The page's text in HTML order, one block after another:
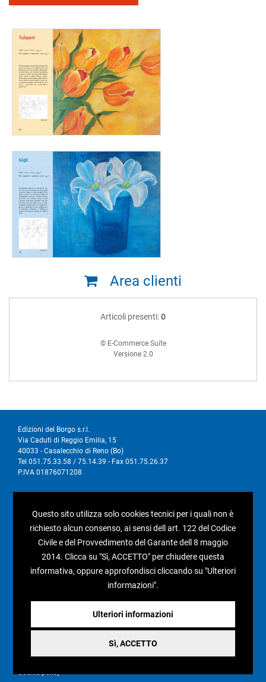
Area clienti
Articoli presenti:0
© E-Commerce Suite
Versione 2.0
Edizioni del Borgo s.r.l.
Via Caduti di Reggio Emilia, 15
40033 - Casalecchio di Reno (Bo)
Tel 051.75.33.58 / 75.14.39 - Fax 051.75.26.37
P.IVA 01876071208
Condizioni generali di vendita
Resi e rimborsi
Privacy policy
Cookie policy
Questo sito utilizza solo cookies tecnici per i quali non è
richiesto alcun consenso, ai sensi dell art. 122 del Codice
Civile e del Provvedimento del Garante dell 8 maggio
2014. Clicca su "Sì, ACCETTO" per chiudere questa
informativa, oppure approfondisci cliccando su "Ulteriori
informazioni".
Ulteriori informazioni
Sì, ACCETTO